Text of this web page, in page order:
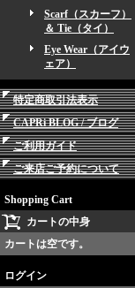
Scarf（スカーフ）
＆ Tie（タイ）
Eye Wear（アイウ
ェア）
特定商取引法表示
CAPRi BLOG / ブログ
ご利用ガイド
ご来店ご予約について
Shopping Cart
カートの中身
カートは空です。
ログイン